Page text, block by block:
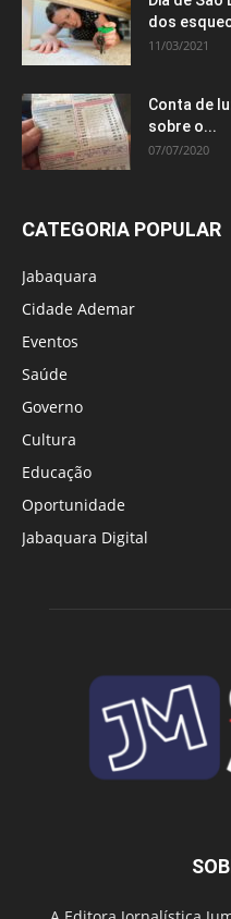
dos
11/03/2021
Conta de
sobre o...
07/07/2020
CATEGORIA POPULAR
Jabaquara
Cidade Ademar
Eventos
Saúde
Governo
Cultura
Educação
Oportunidade
Jabaquara Digital